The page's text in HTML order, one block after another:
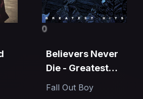
0
Believers Never
Die - Greatest
Hits
Fall Out Boy